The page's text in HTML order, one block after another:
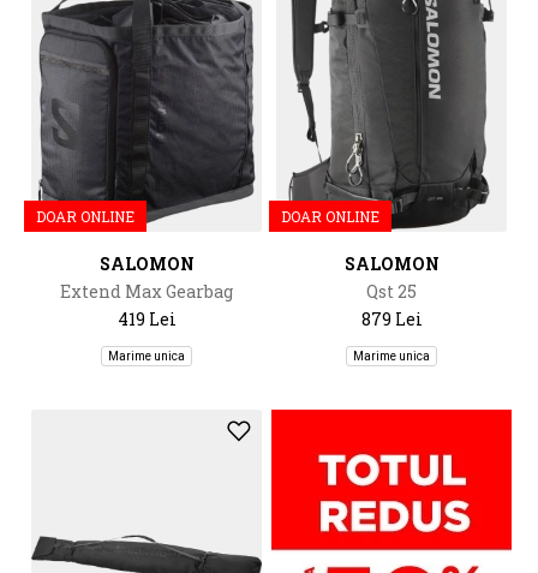
DOAR ONLINE
SALOMON
Extend Max Gearbag
419 Lei
Marime unica
DOAR ONLINE
SALOMON
Qst 25
879 Lei
Marime unica